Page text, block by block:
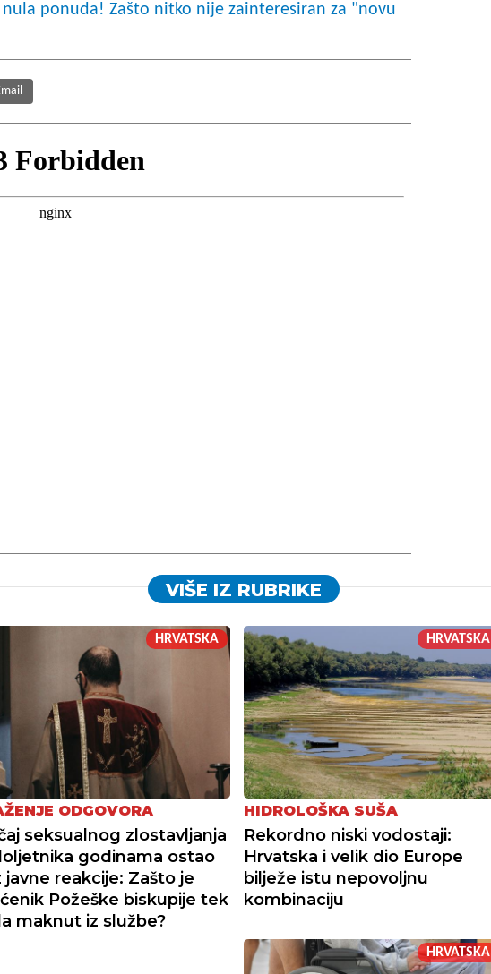
ponuda! Zašto nitko nije zainteresiran za "novu
VIŠE IZ RUBRIKE
HRVATSKA
ODGOVORA
seksualnog zlostavljanja
godinama ostao
javne reakcije: Zašto je
Požeške biskupije tek
maknut iz službe?
HRVATSKA
HIDROLOŠKA SUŠA
Rekordno niski vodostaji:
Hrvatska i velik dio Europe
bilježe istu nepovoljnu
kombinaciju
HRVATSKA